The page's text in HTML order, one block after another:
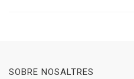
SOBRE NOSALTRES